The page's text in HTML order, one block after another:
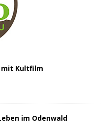
mit Kultfilm
im Odenwald